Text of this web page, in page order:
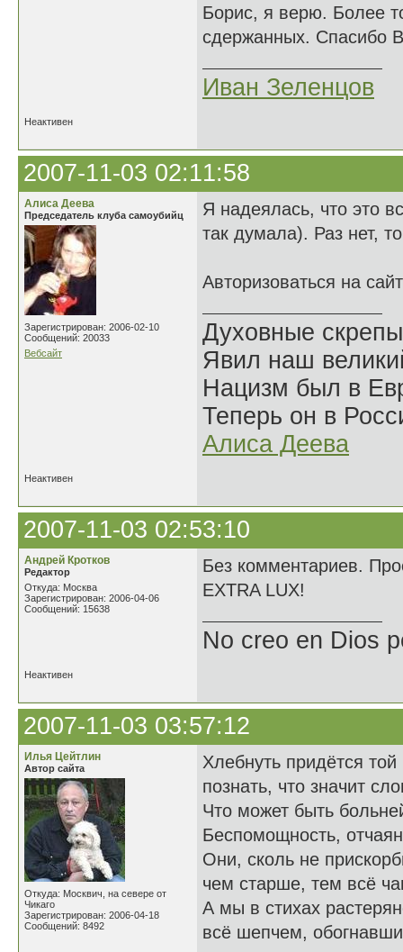
Борис, я верю. Более
сдержанных. Спасибо
Иван Зеленцов
Неактивен
2007-11-03 02:11:58
Алиса Деева
Председатель клуба самоубийц
Зарегистрирован: 2006-02-10
Сообщений: 20033
Вебсайт
Я надеялась, что это
так думала). Раз нет,
Авторизоваться на
Духовные
Явил наш
Нацизм был в
Теперь он в
Алиса Деева
Неактивен
2007-11-03 02:53:10
Андрей Кротков
Редактор
Откуда: Москва
Зарегистрирован: 2006-04-06
Сообщений: 15638
Без комментариев.
EXTRA LUX!
No creo en Dios
Неактивен
2007-11-03 03:57:12
Илья Цейтлин
Автор сайта
Откуда: Москвич, на севере от
Чикаго
Зарегистрирован: 2006-04-18
Сообщений: 8492
Хлебнуть придётся
познать, что значит
Что может быть
Беспомощность,
Они, сколь не
чем старше, тем всё
А мы в стихах
всё шепчем,